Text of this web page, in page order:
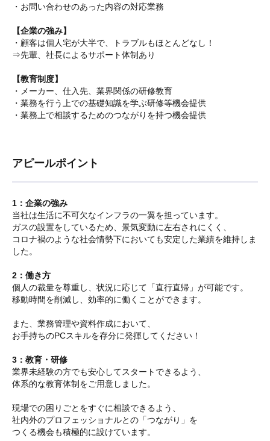
・お問い合わせのあった内容の対応業務
【企業の強み】
・顧客は個人宅が大半で、トラブルもほとんどなし！
⇒先輩、社長によるサポート体制あり
【教育制度】
・メーカー、仕入先、業界関係の研修教育
・業務を行う上での基礎知識を学ぶ研修等機会提供
・業務上で相談するためのつながりを持つ機会提供
アピールポイント
1：企業の強み
当社は生活に不可欠なインフラの一翼を担っています。
ガスの設置をしているため、景気変動に左右されにくく、
コロナ禍のような社会情勢下においても安定した業績を維持しま
した。
2：働き方
個人の裁量を尊重し、状況に応じて「直行直帰」が可能です。
移動時間を削減し、効率的に働くことができます。
また、業務管理や資料作成において、
お手持ちのPCスキルを存分に発揮してください！
3：教育・研修
業界未経験の方でも安心してスタートできるよう、
体系的な教育体制をご用意しました。
現場での困りごとをすぐに相談できるよう、
社内外のプロフェッショナルとの「つながり」を
つくる機会も積極的に設けています。